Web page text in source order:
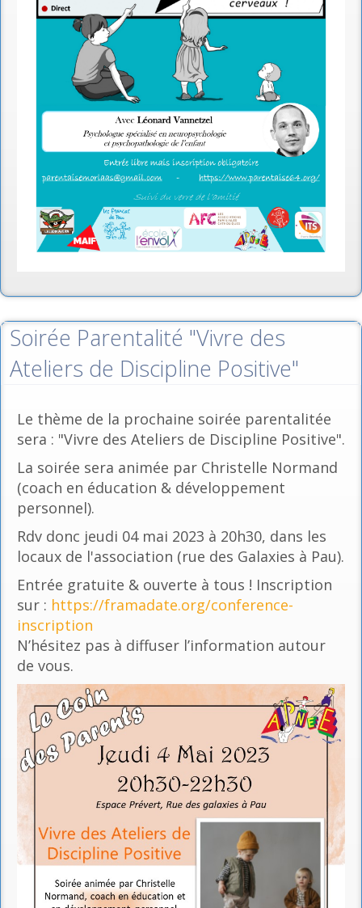
Soirée Parentalité "Vivre des
Ateliers de Discipline Positive"
Le thème de la prochaine soirée parentalitée
sera : "Vivre des Ateliers de Discipline Positive".
La soirée sera animée par Christelle Normand
(coach en éducation & développement
personnel).
Rdv donc jeudi 04 mai 2023 à 20h30, dans les
locaux de l'association (rue des Galaxies à Pau).
Entrée gratuite & ouverte à tous ! Inscription
sur : https://framadate.org/conference-
inscription
N’hésitez pas à diffuser l’information autour
de vous.